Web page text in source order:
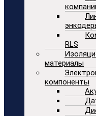
RLS
материалы
компоненты